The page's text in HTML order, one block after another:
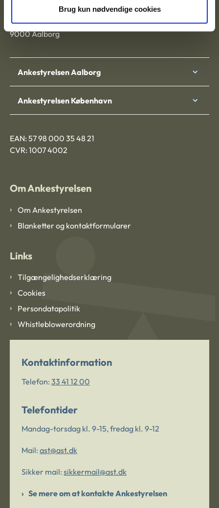
Brug kun nødvendige cookies
Nytorv 7, 2. sal
9000 Aalborg
Ankestyrelsen Aalborg
Ankestyrelsen København
EAN: 57 98 000 35 48 21
CVR: 1007 4002
Om Ankestyrelsen
Om Ankestyrelsen
Blanketter og kontaktformularer
Links
Tilgængelighedserklæring
Cookies
Persondatapolitik
Whistleblowerordning
Kontaktinformation
Telefon: 33 41 12 00
Telefontider
Mandag-torsdag kl. 9-15, fredag kl. 9-12
Mail: ast@ast.dk
Sikker mail: sikkermail@ast.dk
Se mere om at kontakte Ankestyrelsen